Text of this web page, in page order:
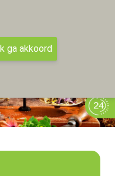
ga akkoord